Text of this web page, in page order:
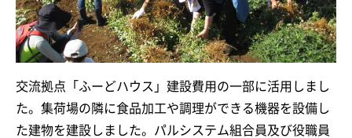
交流拠点「ふーどハウス」建設費用の一部に活用しまし
た。集荷場の隣に食品加工や調理ができる機器を設備し
た建物を建設しました。パルシステム組合員及び役職員